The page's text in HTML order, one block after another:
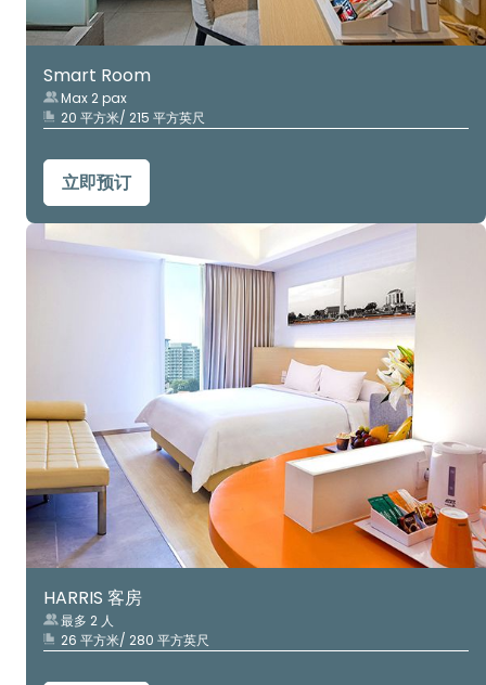
Smart Room
Max 2 pax
20 平方米/ 215 平方英尺
立即预订
HARRIS 客房
最多 2 人
26 平方米/ 280 平方英尺